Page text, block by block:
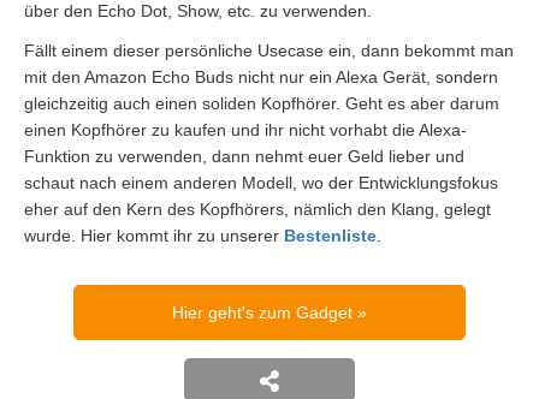
über den Echo Dot, Show, etc. zu verwenden.
Fällt einem dieser persönliche Usecase ein, dann bekommt man
mit den Amazon Echo Buds nicht nur ein Alexa Gerät, sondern
gleichzeitig auch einen soliden Kopfhörer. Geht es aber darum
einen Kopfhörer zu kaufen und ihr nicht vorhabt die Alexa-
Funktion zu verwenden, dann nehmt euer Geld lieber und
schaut nach einem anderen Modell, wo der Entwicklungsfokus
eher auf den Kern des Kopfhörers, nämlich den Klang, gelegt
wurde. Hier kommt ihr zu unserer Bestenliste.
Hier geht's zum Gadget